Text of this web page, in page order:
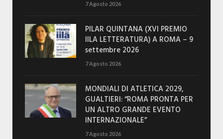
7 Agosto 2026
PILAR QUINTANA (XVI PREMIO
IILA LETTERATURA) A ROMA – 9
settembre 2026
7 Agosto 2026
MONDIALI DI ATLETICA 2029,
GUALTIERI: “ROMA PRONTA PER
UN ALTRO GRANDE EVENTO
INTERNAZIONALE”
7 Agosto 2026